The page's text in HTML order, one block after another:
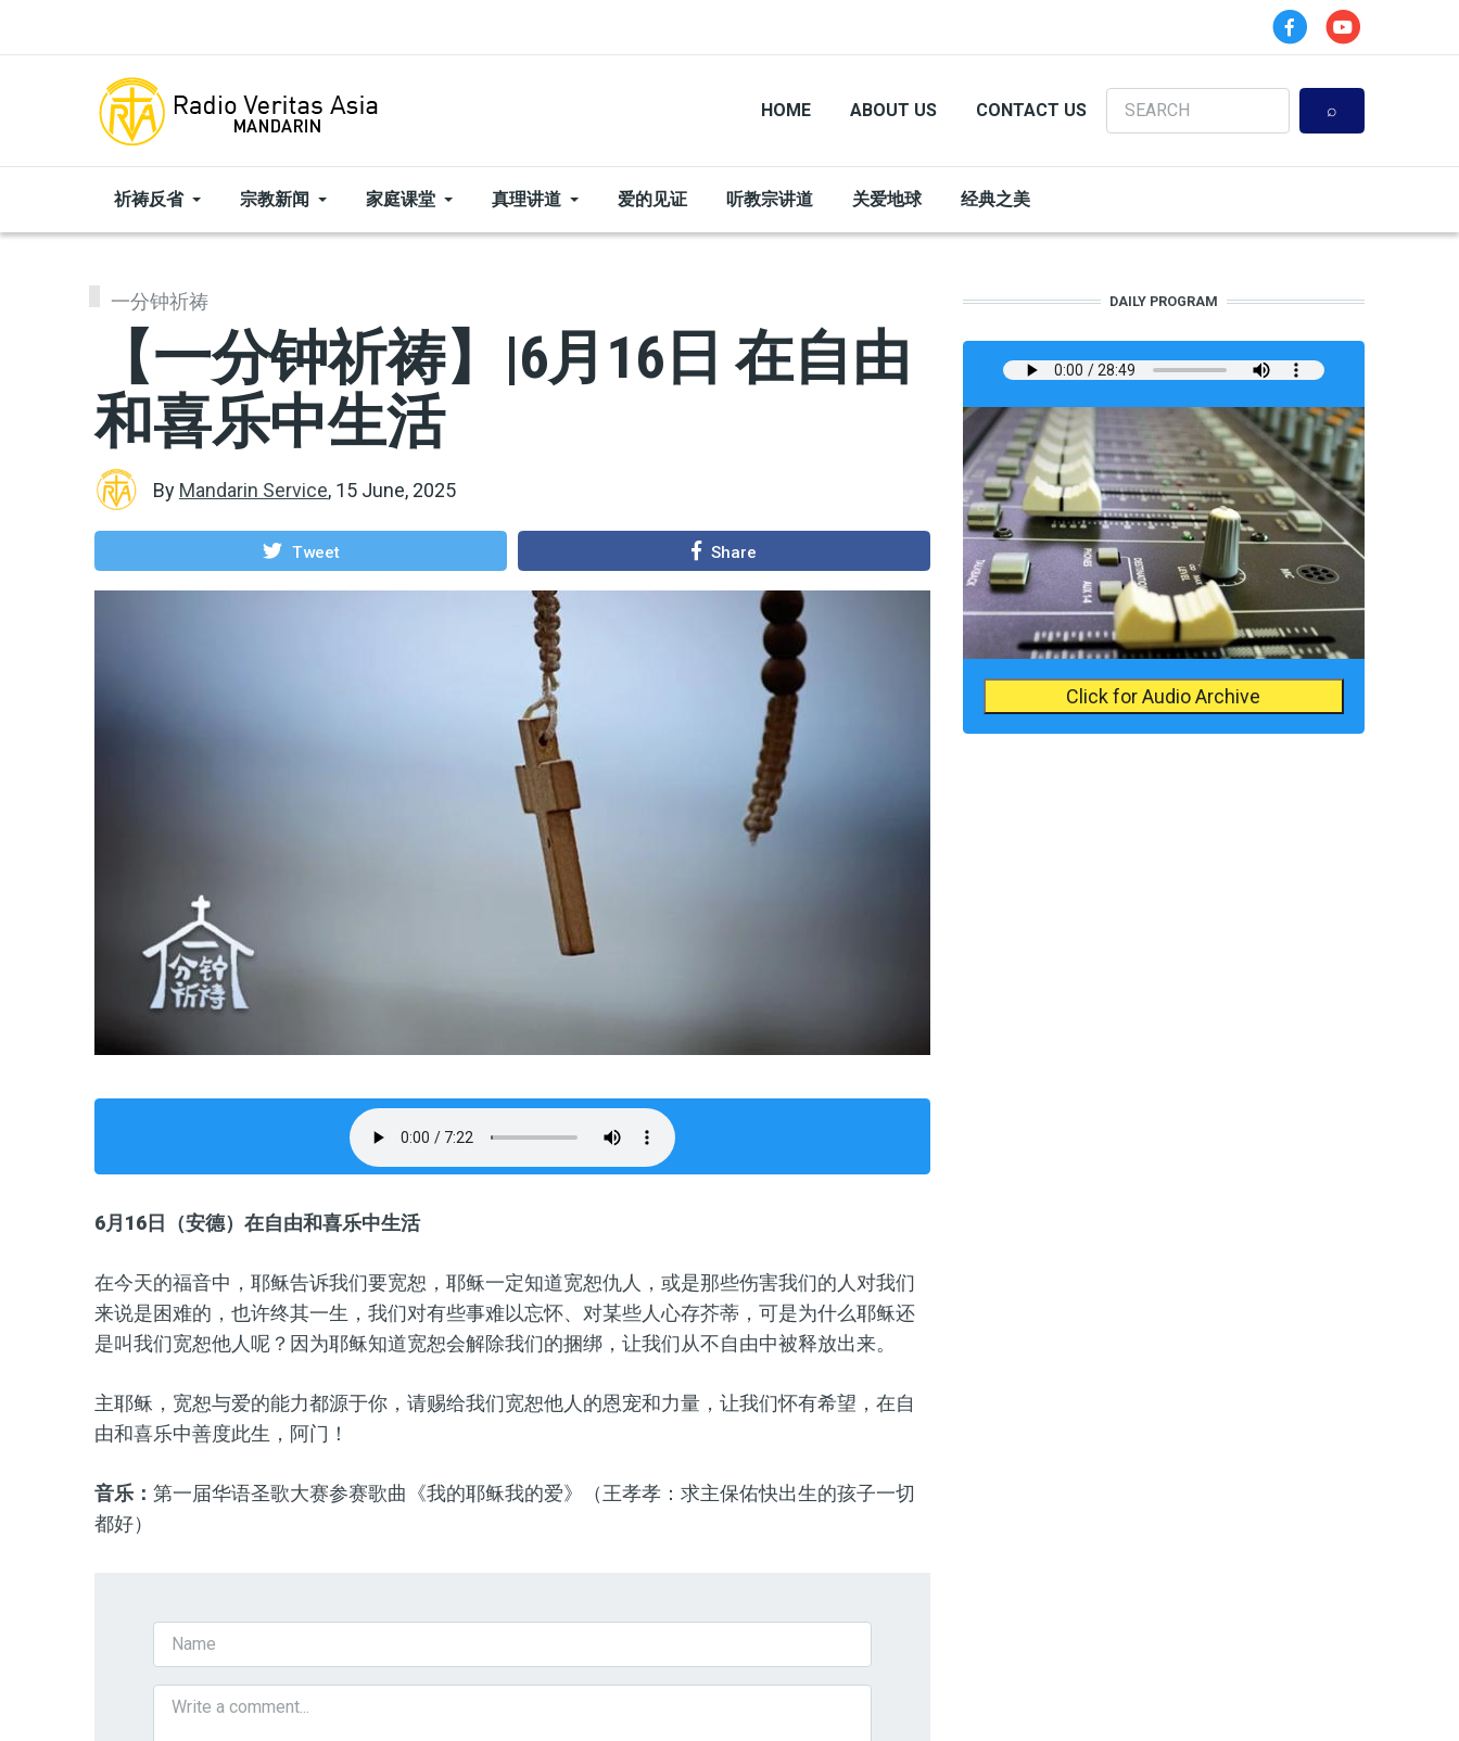
HOME ABOUT US CONTACT US
Search
祈祷反省 宗教新闻 家庭课堂 真理讲道 爱的见证 听教宗讲道 关爱地球 经典之美
一分钟祈祷
【一分钟祈祷】|6月16日 在自由
和喜乐中生活
By Mandarin Service, 15 June, 2025
Tweet Share
6月16日（安德）在自由和喜乐中生活
在今天的福音中，耶稣告诉我们要宽恕，耶稣一定知道宽恕仇人，或是那些伤害我们的人对我们
来说是困难的 ，也许终其一生，我们对有些事难以忘怀、对某些人心存芥蒂，可是为什么耶稣还
是叫我们宽恕他人呢？因为耶稣知道宽恕会解除我们的捆绑，让我们从不自由中被释放出来。
主耶稣，宽恕与爱的能力都源于你，请赐给我们宽恕他人的恩宠和力量，让我们怀有希望，在自
由和喜乐中善度此生，阿门！
音乐： 第一届华语圣歌大赛参赛歌曲《我的耶稣我的爱》（王孝孝 ： 求主保佑快出生的孩子一切
都好）
DAILY PROGRAM
Click for Audio Archive